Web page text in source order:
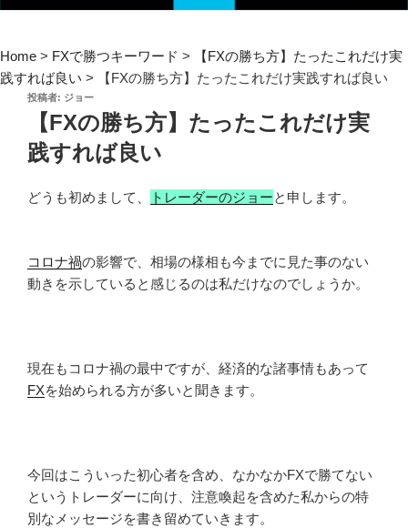
Home > FXで勝つキーワード >
【FXの勝ち方】たったこれだけ実
践すれば良い > 【FXの勝ち方】たったこれだけ実践すれば良い
投
投稿者: ジョー
【FXの勝ち方】たったこれだけ実
践すれば良い
どうも初めまして、 トレーダーのジョーと申します。
コロナ禍の影響で、相場の様相も今までに見た事のない
動きを示していると感じるのは私だけなのでしょうか。
現在もコロナ禍の最中ですが、経済的な諸事情もあって
FXを始められる方が多いと聞きます。
今回はこういった初心者を含め、なかなかFXで勝てない
というトレーダーに向け、注意喚起を含めた私からの特
別なメッセージを書き留めていきます。